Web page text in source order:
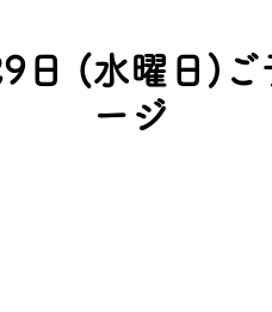
日 (水曜日)ご
ージ